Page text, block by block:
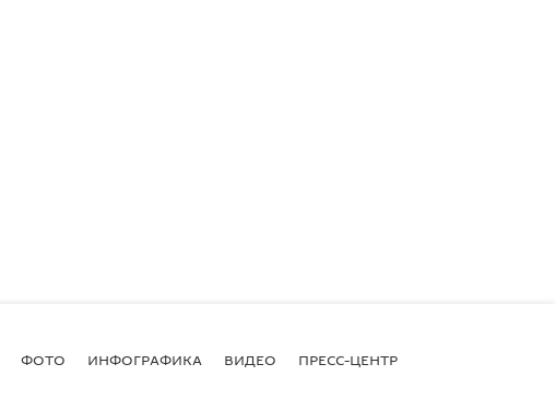
ФОТО ИНФОГРАФИКА ВИДЕО ПРЕСС-ЦЕНТР